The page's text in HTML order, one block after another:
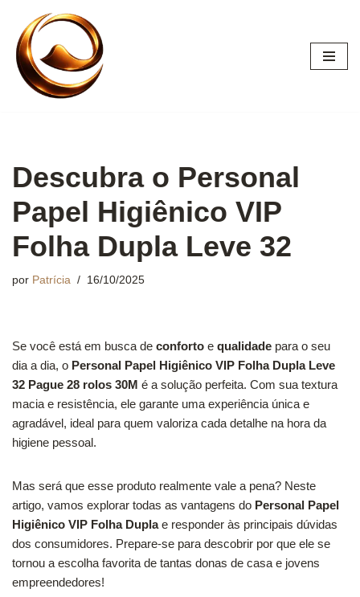
Pular
para
conteúdo
Descubra o Personal
Papel Higiênico VIP
Folha Dupla Leve 32
por Patrícia 16/10/2025
Se você está em busca de conforto e qualidade para o seu
dia a dia, o Personal Papel Higiênico VIP Folha Dupla Leve
32 Pague 28 rolos 30M é a solução perfeita. Com sua textura
macia e resistência, ele garante uma experiência única e
agradável, ideal para quem valoriza cada detalhe na hora da
higiene pessoal.
Mas será que esse produto realmente vale a pena? Neste
artigo, vamos explorar todas as vantagens do Personal Papel
Higiênico VIP Folha Duplae responder às principais dúvidas
dos consumidores. Prepare-se para descobrir por que ele se
tornou a escolha favorita de tantas donas de casa e jovens
empreendedores!